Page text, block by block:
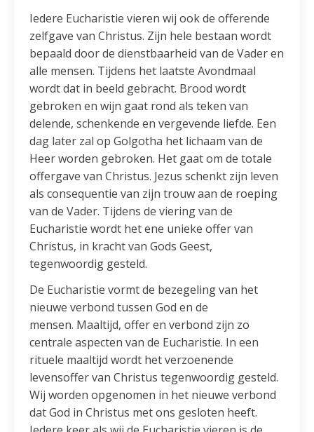
Iedere Eucharistie vieren wij ook de offerende
zelfgave van Christus. Zijn hele bestaan wordt
bepaald door de dienstbaarheid van de Vader en
alle mensen. Tijdens het laatste Avondmaal
wordt dat in beeld gebracht. Brood wordt
gebroken en wijn gaat rond als teken van
delende, schenkende en vergevende liefde. Een
dag later zal op Golgotha het lichaam van de
Heer worden gebroken. Het gaat om de totale
offergave van Christus. Jezus schenkt zijn leven
als consequentie van zijn trouw aan de roeping
van de Vader. Tijdens de viering van de
Eucharistie wordt het ene unieke offer van
Christus, in kracht van Gods Geest,
tegenwoordig gesteld.
De Eucharistie vormt de bezegeling van het
nieuwe verbond tussen God en de
mensen. Maaltijd, offer en verbond zijn zo
centrale aspecten van de Eucharistie. In een
rituele maaltijd wordt het verzoenende
levensoffer van Christus tegenwoordig gesteld.
Wij worden opgenomen in het nieuwe verbond
dat God in Christus met ons gesloten heeft.